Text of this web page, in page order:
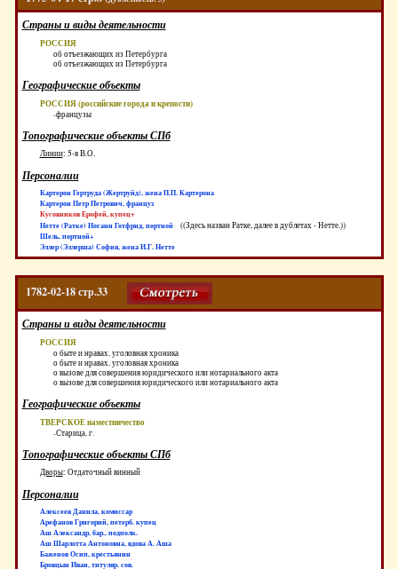
Страны и виды деятельности
РОССИЯ
об отъезжающих из Петербурга
об отъезжающих из Петербурга
Географические объекты
РОССИЯ (российские города и крепости)
-французы
Топографические объекты СПб
Линии: 5-я В.О.
Персоналии
Картерон Гертруда (Жертруйд), жена П.П. Картерона
Картерон Петр Петрович, француз
Кусовников Ерофей, купец+
Нетте (Ратке) Иоганн Готфрид, портной
((Здесь назван Ратке, далее в дублетах - Нетте.))
Шель, портной+
Эллер (Эллерша) София, жена И.Г. Нетте
1782-02-18 стр.33
Страны и виды деятельности
РОССИЯ
о быте и нравах, уголовная хроника
о быте и нравах, уголовная хроника
о вызове для совершения юридического или нотариального акта
о вызове для совершения юридического или нотариального акта
Географические объекты
ТВЕРСКОЕ наместничество
-Старица, г.
Топографические объекты СПб
Дворы: Отдаточный винный
Персоналии
Алексеев Данила, комиссар
Арефанов Григорий, петерб. купец
Аш Александр, бар., подполк.
Аш Шарлотта Антоновна, вдова А. Аша
Баженов Осип, крестьянин
Бровцын Иван, титуляр. сов.